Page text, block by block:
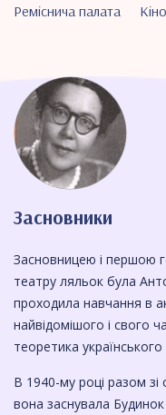
Реміснича палата
Засновники
Засновницею і першою
театру ляльок була
проходила навчання в
найвідомішого і свого
теоретика
В 1940-му році разом
вона заснувала